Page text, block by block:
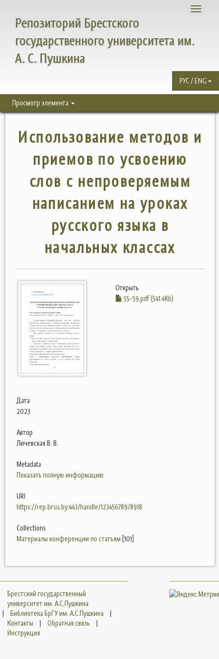
Toggle
Репозиторий Брестского
государственного университета им.
А. С. Пушкина
РУС / ENG
Просмотр элемента
Использование методов и
приемов по усвоению
слов с непроверяемым
написанием на уроках
русского языка в
начальных классах
Открыть
55-59.pdf (541.4Kb)
Дата
2023
Автор
Личевская В. В.
Metadata
Показать полную информацию
URI
https://rep.brsu.by:443/handle/123456789/8918
Collections
Материалы конференции по статьям [101]
Брестский государственный
университет им. А.С.Пушкина
|
Библиотека БрГУ им. А.С.Пушкина
|
Контакты
| Обратная связь
|
Инструкция